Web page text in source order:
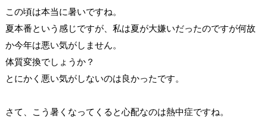
この頃は本当に暑いですね。
夏本番という感じですが、私は夏が大嫌いだったのですが何故
か今年は悪い気がしません。
体質変換でしょうか？
とにかく悪い気がしないのは良かったです。
さて、こう暑くなってくると心配なのは熱中症ですね。